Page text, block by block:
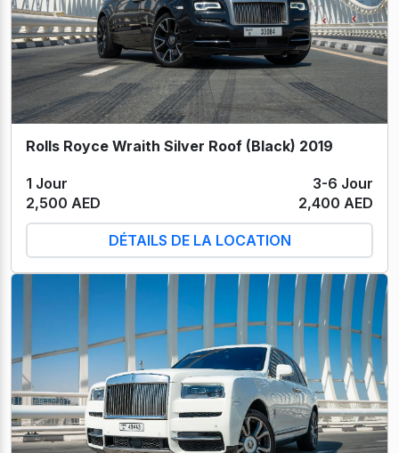
Rolls Royce Wraith Silver Roof (Black) 2019
1 Jour
3-6 Jour
2,500 AED
2,400 AED
DÉTAILS DE LA LOCATION